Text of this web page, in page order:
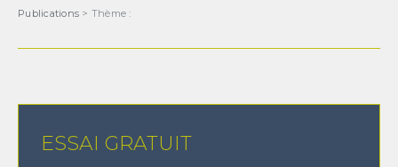
Publications > Thème :
ESSAI GRATUIT